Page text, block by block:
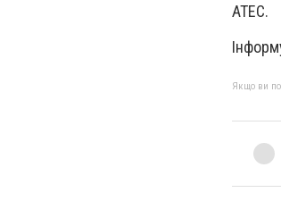
АТЕС.
Якщо ви